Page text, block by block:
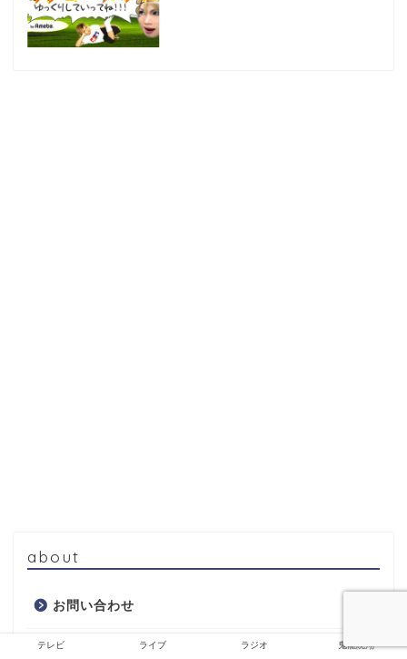
about
お問い合わせ
サイトマップ
テレビ ライブ ラジオ 鬼龍院翔